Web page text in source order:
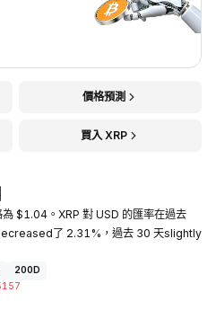
價格預測
買入 XRP
$1.04。XRP 對 USD 的匯率在過去
了 2.31%，過去 30 天slightly
200D